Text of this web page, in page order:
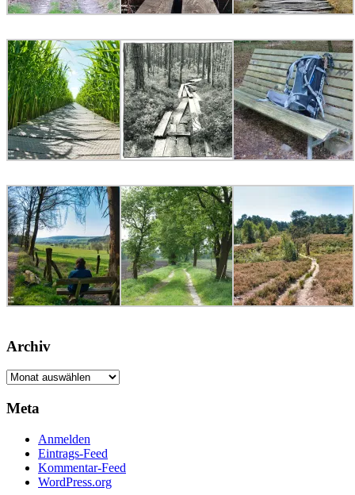
Archiv
Archiv
Meta
Anmelden
Eintrags-Feed
Kommentar-Feed
WordPress.org